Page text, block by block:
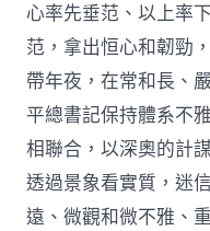
心率先垂范、以上率
范，拿出恒心和韌勁
帶年夜，在常和長、
平總書記保持體系不
相聯合，以深奧的計
透過景象看實質，迷
遠、微觀和微不雅、